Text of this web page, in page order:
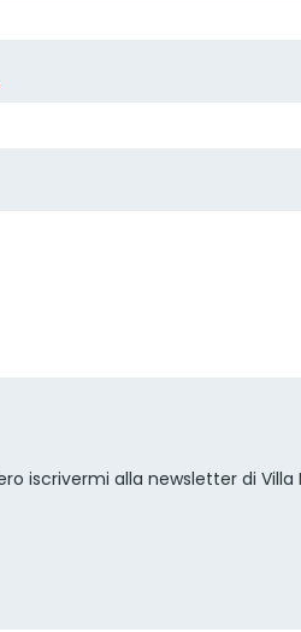
iscrivermi alla newsletter di Villa